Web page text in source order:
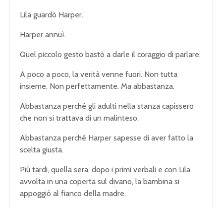
Lila guardò Harper.
Harper annuì.
Quel piccolo gesto bastò a darle il coraggio di parlare.
A poco a poco, la verità venne fuori. Non tutta
insieme. Non perfettamente. Ma abbastanza.
Abbastanza perché gli adulti nella stanza capissero
che non si trattava di un malinteso.
Abbastanza perché Harper sapesse di aver fatto la
scelta giusta.
Più tardi, quella sera, dopo i primi verbali e con Lila
avvolta in una coperta sul divano, la bambina si
appoggiò al fianco della madre.